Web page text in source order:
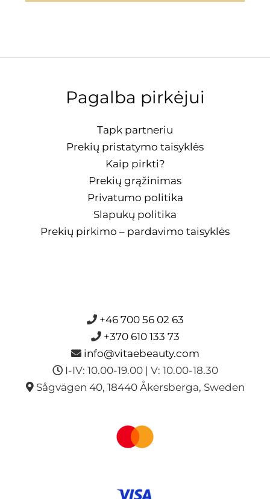
Pagalba pirkėjui
Tapk partneriu
Prekių pristatymo taisyklės
Kaip pirkti?
Prekių grąžinimas
Privatumo politika
Slapukų politika
Prekių pirkimo – pardavimo taisyklės
+46 700 56 02 63
+370 610 133 73
info@vitaebeauty.com
I-IV: 10.00-19.00 | V: 10.00-18.30
Sågvägen 40, 18440 Åkersberga, Sweden